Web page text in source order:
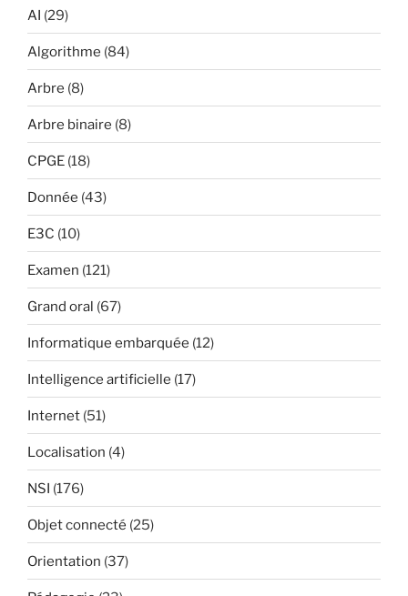
AI (29)
Algorithme (84)
Arbre (8)
Arbre binaire (8)
CPGE (18)
Donnée (43)
E3C (10)
Examen (121)
Grand oral (67)
Informatique embarquée (12)
Intelligence artificielle (17)
Internet (51)
Localisation (4)
NSI (176)
Objet connecté (25)
Orientation (37)